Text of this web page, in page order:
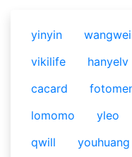
yinyin
vikilife
hanyelv
cacard
lomomo
yleo
qwill
youhuang